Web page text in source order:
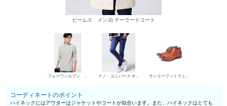
ビームス メン 白 テーラードコート
フォーワンセブン バイ エディフィス ハイネック ナノ・ユニバース チノパン・綿パン サンエーフットウェア 短靴・レザーシューズ
コーディネートのポイント
ハイネックにはアウターはジャケットやコートが似合います。また、ハイネックはとても